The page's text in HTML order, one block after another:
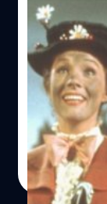
9 หนังที่ปร
ตามต้นฉบับ
เป็นที่รู้กันดีทั้ง
บทที่ดี นั่นก็เท่
เป็นเหตุผล
ฮิต หรือแม้แ
ขึ้นหิ้ง ที่เพียง
ประมูลสิทธิ์
สุชยา เกษจำรัส|
Read More